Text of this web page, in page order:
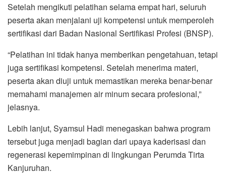
Setelah mengikuti pelatihan selama empat hari, seluruh
peserta akan menjalani uji kompetensi untuk memperoleh
sertifikasi dari Badan Nasional Sertifikasi Profesi (BNSP).
“Pelatihan ini tidak hanya memberikan pengetahuan, tetapi
juga sertifikasi kompetensi. Setelah menerima materi,
peserta akan diuji untuk memastikan mereka benar-benar
memahami manajemen air minum secara profesional,”
jelasnya.
Lebih lanjut, Syamsul Hadi menegaskan bahwa program
tersebut juga menjadi bagian dari upaya kaderisasi dan
regenerasi kepemimpinan di lingkungan Perumda Tirta
Kanjuruhan.